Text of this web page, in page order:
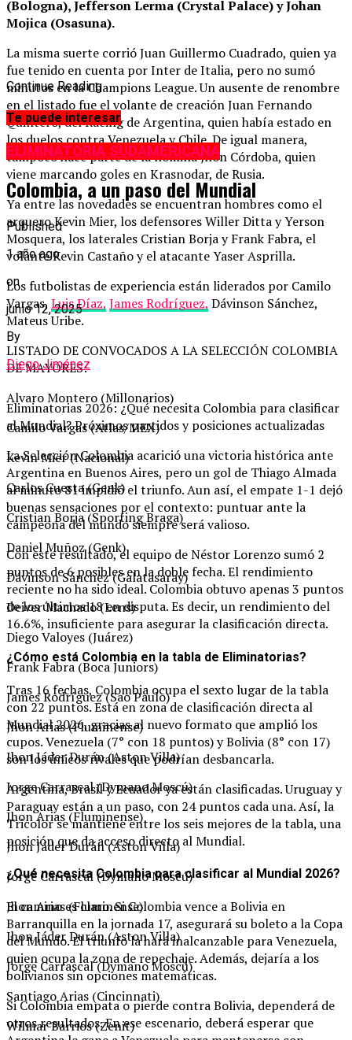
(Bologna), Jefferson Lerma (Crystal Palace) y Johan
Mojica (Osasuna).
La misma suerte corrió Juan Guillermo Cuadrado, quien ya
fue tenido en cuenta por Inter de Italia, pero no sumó
minutos en la Champions League. Un ausente de renombre
en el listado fue el volante de creación Juan Fernando
Quintero, del Racing de Argentina, quien había estado en
los duelos contra Venezuela y Chile. De igual manera,
tampoco hace parte de la nómina Jhon Córdoba, quien
viene marcando goles en Krasnodar, de Rusia.
Ya entre las novedades se encuentran hombres como el
arquero Kevin Mier, los defensores Willer Ditta y Yerson
Mosquera, los laterales Cristian Borja y Frank Fabra, el
volante Kevin Castaño y el atacante Yaser Asprilla.
Los futbolistas de experiencia están liderados por Camilo
Vargas, Luis Díaz, James Rodríguez, Dávinson Sánchez,
Mateus Uribe.
LISTADO DE CONVOCADOS A LA SELECCIÓN COLOMBIA
DE MAYORES:
Alvaro Montero (Millonarios)
Camilo Vargas (Atlas/MEX)
Kevin Mier (Nacional)
Carlos Cuesta (Genk)
Cristian Borja (Sporting Braga)
Daniel Muñoz (Genk)
Dávinson Sánchez (Galatasaray)
Deiver Machado (Lens)
Diego Valoyes (Juárez)
Frank Fabra (Boca Juniors)
James Rodríguez (Sao Paulo)
Jhon Arias (Fluminense)
Jhon Jáder Durán (Aston Villa)
Jorge Carrascal (Dymano Moscú)
Jhon Arias (Fluminense)
Jhon Jáder Durán (Aston Villa)
Jorge Carrascal (Dymano Moscú)
Jhon Arias (Fluminense)
Jhon Jáder Durán (Aston Villa)
Jorge Carrascal (Dymano Moscú)
Santiago Arias (Cincinnati)
Wilmar Barrios (Zenit)
Continue Reading
Te puede interesar
ELIMINATORIA SUDAMERICANA
Colombia, a un paso del Mundial
Published
1 año ago
on
junio 12, 2025
By
Diego Jiménez
Eliminatorias 2026: ¿Qué necesita Colombia para clasificar
al Mundial? Próximos partidos y posiciones actualizadas
La Selección Colombia acarició una victoria histórica ante
Argentina en Buenos Aires, pero un gol de Thiago Almada
al minuto 81 impidió el triunfo. Aun así, el empate 1-1 dejó
buenas sensaciones por el contexto: puntuar ante la
campeona del mundo siempre será valioso.
Con este resultado, el equipo de Néstor Lorenzo sumó 2
puntos de 6 posibles en la doble fecha. El rendimiento
reciente no ha sido ideal. Colombia obtuvo apenas 3 puntos
de los últimos 18 en disputa. Es decir, un rendimiento del
16.6%, insuficiente para asegurar la clasificación directa.
¿Cómo está Colombia en la tabla de Eliminatorias?
Tras 16 fechas, Colombia ocupa el sexto lugar de la tabla
con 22 puntos. Está en zona de clasificación directa al
Mundial 2026, gracias al nuevo formato que amplió los
cupos. Venezuela (7° con 18 puntos) y Bolivia (8° con 17)
son los únicos rivales que podrían desbancarla.
Argentina, Brasil y Ecuador ya están clasificadas. Uruguay y
Paraguay están a un paso, con 24 puntos cada una. Así, la
Tricolor se mantiene entre los seis mejores de la tabla, una
posición que da acceso directo al Mundial.
¿Qué necesita Colombia para clasificar al Mundial 2026?
El camino es claro. Si Colombia vence a Bolivia en
Barranquilla en la jornada 17, asegurará su boleto a la Copa
del Mundo. El triunfo la hará inalcanzable para Venezuela,
quien ocupa la zona de repechaje. Además, dejaría a los
bolivianos sin opciones matemáticas.
Si Colombia empata o pierde contra Bolivia, dependerá de
otros resultados. En ese escenario, deberá esperar que